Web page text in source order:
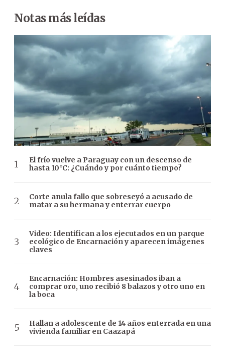
Notas más leídas
El frío vuelve a Paraguay con un descenso de
hasta 10°C: ¿Cuándo y por cuánto tiempo?
Corte anula fallo que sobreseyó a acusado de
matar a su hermana y enterrar cuerpo
Video: Identifican a los ejecutados en un parque
ecológico de Encarnación y aparecen imágenes
claves
Encarnación: Hombres asesinados iban a
comprar oro, uno recibió 8 balazos y otro uno en
la boca
Hallan a adolescente de 14 años enterrada en una
vivienda familiar en Caazapá